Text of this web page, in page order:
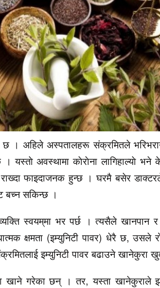
छ । अहिले अस्पतालहरू संक्रमितले
यस्ताे अवस्थामा काेराेना लागिहाल्याे
फाइदाजनक हुन्छ । घरमै बसेर
बच्न सकिन्छ ।
स्वयम्‌मा भर पर्छ । त्यसैले खानपान र
क्षमता (इम्युनिटी पावर) धेरै छ, उसले
इम्युनिटी पावर बढाउने खानेकुरा
खाने गरेका छन् । तर, यस्ता खानेकुराले